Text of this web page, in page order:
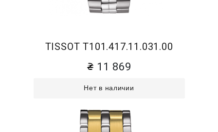
TISSOT T101.417.11.031.00
11 869
Нет в наличии